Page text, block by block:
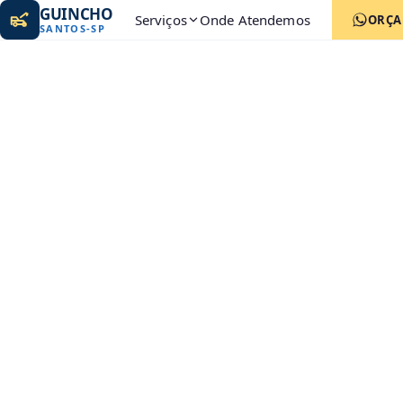
GUINCHO
SANTOS-SP Serviços Onde Atendemos